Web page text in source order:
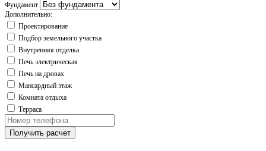
Фундамент
Дополнительно:
Проектирование
Подбор земельного участка
Внутренняя отделка
Печь электрическая
Печь на дровах
Мансардный этаж
Комната отдыха
Терраса
Получить расчет